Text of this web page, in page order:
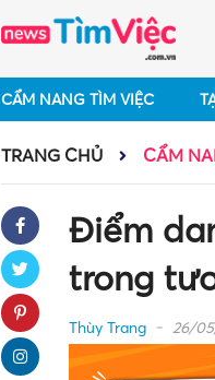
CẨM NANG TÌM VIỆC
TRANG CHỦ CẨM
Điểm
trong
Thùy Trang 26/